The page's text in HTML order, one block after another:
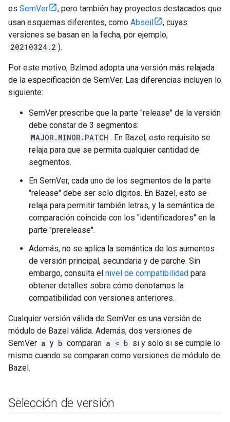
es SemVer
, pero también hay proyectos destacados que
usan esquemas diferentes, como Abseil
, cuyas
versiones se basan en la fecha, por ejemplo,
20210324.2 ).
Por este motivo, Bzlmod adopta una versión más relajada
de la especificación de SemVer. Las diferencias incluyen lo
siguiente:
SemVer prescribe que la parte "release" de la versión
debe constar de 3 segmentos:
MAJOR.MINOR.PATCH . En Bazel, este requisito se
relaja para que se permita cualquier cantidad de
segmentos.
En SemVer, cada uno de los segmentos de la parte
"release" debe ser solo dígitos. En Bazel, esto se
relaja para permitir también letras, y la semántica de
comparación coincide con los "identificadores" en la
parte "prerelease".
Además, no se aplica la semántica de los aumentos
de versión principal, secundaria y de parche. Sin
embargo, consulta el nivel de compatibilidad para
obtener detalles sobre cómo denotamos la
compatibilidad con versiones anteriores.
Cualquier versión válida de SemVer es una versión de
módulo de Bazel válida. Además, dos versiones de
SemVer a y b comparan a < b si y solo si se cumple lo
mismo cuando se comparan como versiones de módulo de
Bazel.
Selección de versión